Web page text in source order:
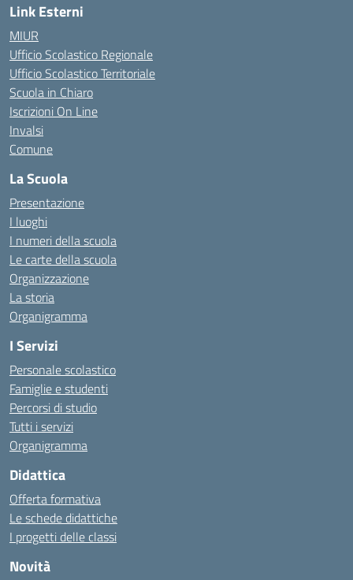
Link Esterni
MIUR
Ufficio Scolastico Regionale
Ufficio Scolastico Territoriale
Scuola in Chiaro
Iscrizioni On Line
Invalsi
Comune
La Scuola
Presentazione
I luoghi
I numeri della scuola
Le carte della scuola
Organizzazione
La storia
Organigramma
I Servizi
Personale scolastico
Famiglie e studenti
Percorsi di studio
Tutti i servizi
Organigramma
Didattica
Offerta formativa
Le schede didattiche
I progetti delle classi
Novità